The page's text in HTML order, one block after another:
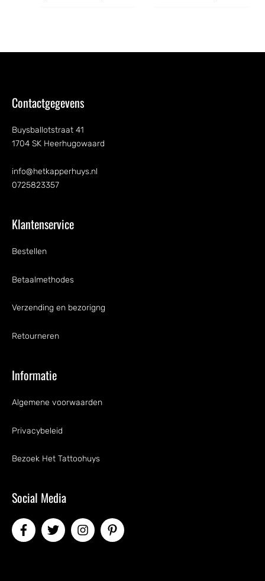
Contactgegevens
Buysballotstraat 41
1704 SK Heerhugowaard
info@hetkapperhuys.nl
0725823357
Klantenservice
Bestellen
Betaalmethodes
Verzending en bezorigng
Retourneren
Informatie
Algemene voorwaarden
Privacybeleid
Bezoek Het Tattoohuys
Social Media